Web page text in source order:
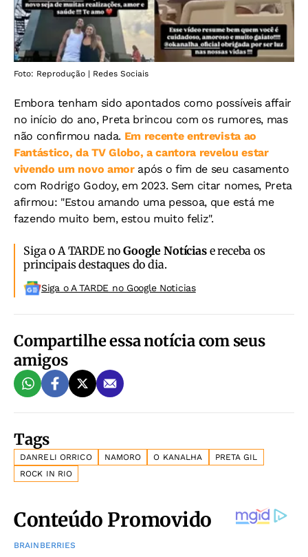
Foto: Reprodução | Redes Sociais
Embora tenham sido apontados como possíveis affair
no início do ano, Preta brincou com os rumores, mas
não confirmou nada. Em recente entrevista ao
Fantástico, da TV Globo, a cantora revelou estar
vivendo um novo amorapós o fim de seu casamento
com Rodrigo Godoy, em 2023. Sem citar nomes, Preta
afirmou: "Estou amando uma pessoa, que está me
fazendo muito bem, estou muito feliz".
Siga o A TARDE noGoogle Notíciase receba os
principais destaques do dia.
Siga o A TARDE no Google Noticias
Compartilhe essa notícia com seus
amigos
Tags
DANRELI ORRICO NAMORO O KANALHA
PRETA GIL
ROCK IN RIO